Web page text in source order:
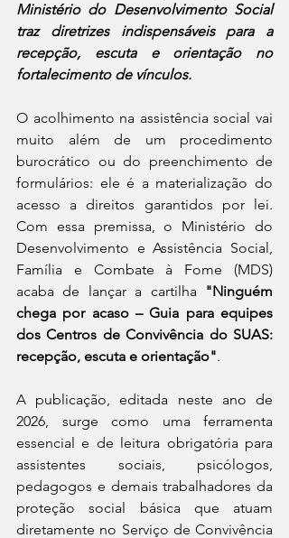
Ministério do Desenvolvimento Social
traz diretrizes indispensáveis para a
recepção, escuta e orientação no
fortalecimento de vínculos.
O acolhimento na assistência social vai
muito além de um procedimento
burocrático ou do preenchimento de
formulários: ele é a materialização do
acesso a direitos garantidos por lei.
Com essa premissa, o Ministério do
Desenvolvimento e Assistência Social,
Família e Combate à Fome (MDS)
acaba de lançar a cartilha "Ninguém
chega por acaso – Guia para equipes
dos Centros de Convivência do SUAS:
recepção, escuta e orientação".
A publicação, editada neste ano de
2026, surge como uma ferramenta
essencial e de leitura obrigatória para
assistentes sociais, psicólogos,
pedagogos e demais trabalhadores da
proteção social básica que atuam
diretamente no Serviço de Convivência